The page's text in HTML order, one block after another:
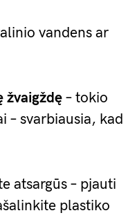
vandens ar
žvaigždę – tokio
svarbiausia, kad
atsargūs – pjauti
plastiko